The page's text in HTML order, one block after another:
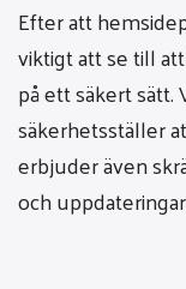
Efter att
viktigt att se till
på ett säkert
säkerhetsställer
erbjuder även
och